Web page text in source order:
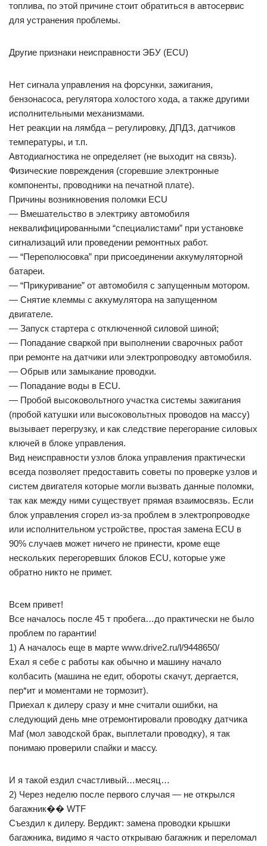
топлива, по этой причине стоит обратиться в автосервис
для устранения проблемы.
Другие признаки неисправности ЭБУ (ECU)
Нет сигнала управления на форсунки, зажигания,
бензонасоса, регулятора холостого хода, а также другими
исполнительными механизмами.
Нет реакции на лямбда – регулировку, ДПДЗ, датчиков
температуры, и т.п.
Автодиагностика не определяет (не выходит на связь).
Физические повреждения (сгоревшие электронные
компоненты, проводники на печатной плате).
Причины возникновения поломки ECU
— Вмешательство в электрику автомобиля
неквалифицированными “специалистами” при установке
сигнализаций или проведении ремонтных работ.
— “Переполюсовка” при присоединении аккумуляторной
батареи.
— “Прикуривание” от автомобиля с запущенным мотором.
— Снятие клеммы с аккумулятора на запущенном
двигателе.
— Запуск стартера с отключенной силовой шиной;
— Попадание сваркой при выполнении сварочных работ
при ремонте на датчики или электропроводку автомобиля.
— Обрыв или замыкание проводки.
— Попадание воды в ECU.
— Пробой высоковольтного участка системы зажигания
(пробой катушки или высоковольтных проводов на массу)
вызывает перегрузку, и как следствие перегорание силовых
ключей в блоке управления.
Вид неисправности узлов блока управления практически
всегда позволяет предоставить советы по проверке узлов и
систем двигателя которые могли вызвать данные поломки,
так как между ними существует прямая взаимосвязь. Если
блок управления сгорел из-за проблем в электропроводке
или исполнительном устройстве, простая замена ECU в
90% случаев может ничего не принести, кроме еще
нескольких перегоревших блоков ECU, которые уже
обратно никто не примет.
Всем привет!
Все началось после 45 т пробега…до практически не было
проблем по гарантии!
1) А началось еще в марте www.drive2.ru/l/9448650/
Ехал я себе с работы как обычно и машину начало
колбасить (машина не едит, обороты скачут, дергается,
пер*ит и моментами не тормозит).
Приехал к дилеру сразу и мне считали ошибки, на
следующий день мне отремонтировали проводку датчика
Maf (мол заводской брак, выплетали проводку), я так
понимаю проверили спайки и массу.
И я такой ездил счастливый…месяц…
2) Через неделю после первого случая — не открылся
багажник�� WTF
Съездил к дилеру. Вердикт: замена проводки крышки
багажника, видимо я часто открываю багажник и переломал